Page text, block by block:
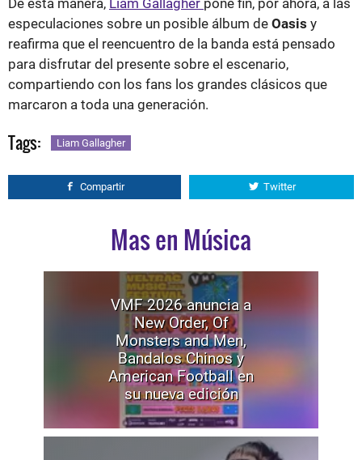
De esta manera, Liam Gallagher pone fin, por ahora, a las
especulaciones sobre un posible álbum de Oasis y
reafirma que el reencuentro de la banda está pensado
para disfrutar del presente sobre el escenario,
compartiendo con los fans los grandes clásicos que
marcaron a toda una generación.
Tags: Liam Gallagher
Compartir Twitter
Mas en Música
VMF 2026 anuncia a
New Order, Of
Monsters and Men,
Bandalos Chinos y
American Football en
su nueva edición